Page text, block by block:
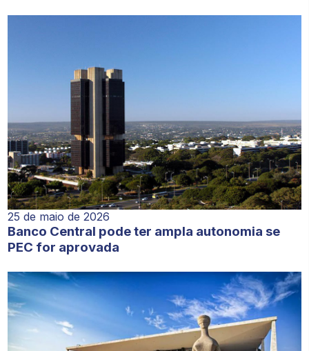
25 de maio de 2026
Banco Central pode ter ampla autonomia se
PEC for aprovada